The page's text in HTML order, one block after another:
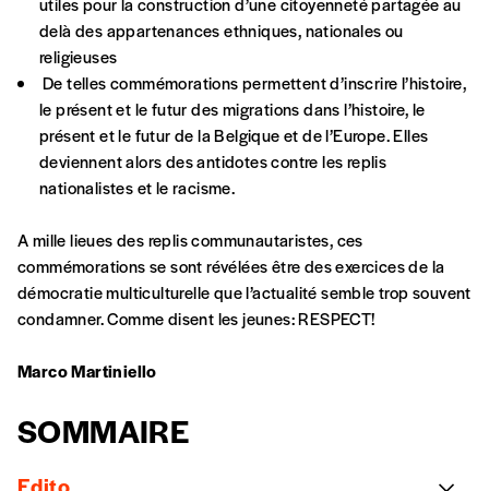
Les mots de passe ne correspondent pas
la commande renseigné dans le mail de
confirmation et la mention “participation
Imag”.
NB: Vous pouvez choisir de participer
financièrement à tout moment, même après
n’est pas indispensable. Il marque votre
volonté de soutenir nos activités.
NOS
FORMULES
delà des appartenances ethniques, nationales ou
religieuses
De telles commémorations permettent d’inscrire l’histoire,
le présent et le futur des migrations dans l’histoire, le
présent et le futur de la Belgique et de l’Europe. Elles
deviennent alors des antidotes contre les replis
nationalistes et le racisme.
A mille lieues des replis communautaristes, ces
commémorations se sont révélées être des exercices de la
démocratie multiculturelle que l’actualité semble trop souvent
condamner. Comme disent les jeunes: RESPECT!
Marco Martiniello
SOMMAIRE